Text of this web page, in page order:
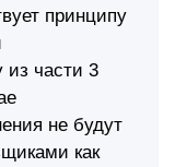
принципу
из части 3
не будут
как